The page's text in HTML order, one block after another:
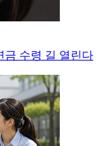
금 수령 길 열린다